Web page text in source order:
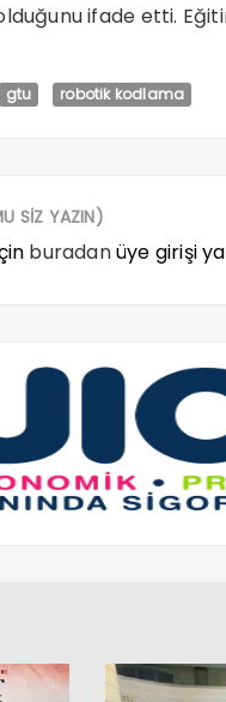
ifade etti.
gtu robotik kodlama
SİZ YAZIN)
buradanüye girişi